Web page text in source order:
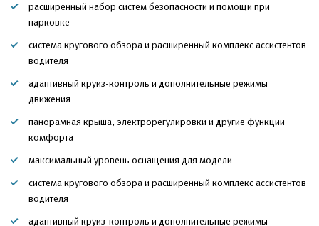
расширенный набор систем безопасности и помощи при
парковке
система кругового обзора и расширенный комплекс ассистентов
водителя
адаптивный круиз-контроль и дополнительные режимы
движения
панорамная крыша, электрорегулировки и другие функции
комфорта
максимальный уровень оснащения для модели
система кругового обзора и расширенный комплекс ассистентов
водителя
адаптивный круиз-контроль и дополнительные режимы